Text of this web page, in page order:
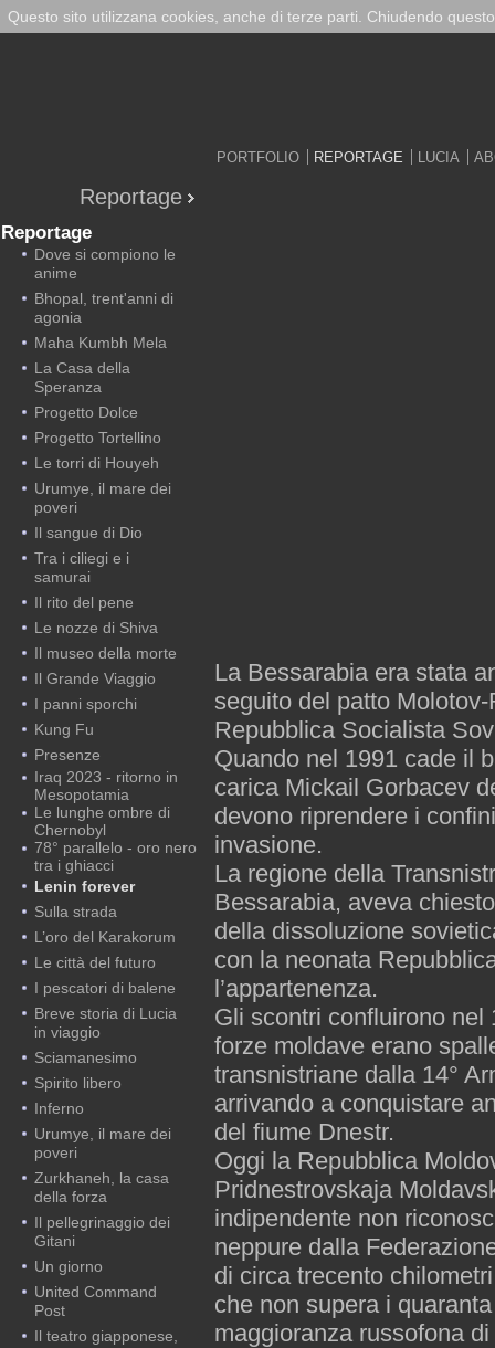
Questo sito utilizzana cookies, anche di terze parti. Chiudendo
PORTFOLIO REPORTAGE LUCIA
Reportage
Reportage
Dove si compiono le
anime
Bhopal, trent'anni di
agonia
Maha Kumbh Mela
La Casa della
Speranza
Progetto Dolce
Progetto Tortellino
Le torri di Houyeh
Urumye, il mare dei
poveri
Il sangue di Dio
Tra i ciliegi e i
samurai
Il rito del pene
Le nozze di Shiva
Il museo della morte
Il Grande Viaggio
I panni sporchi
Kung Fu
Presenze
Iraq 2023 - ritorno in
Mesopotamia
Le lunghe ombre di
Chernobyl
78° parallelo - oro nero
tra i ghiacci
Lenin forever
Sulla strada
L’oro del Karakorum
Le città del futuro
I pescatori di balene
Breve storia di Lucia
in viaggio
Sciamanesimo
Spirito libero
Inferno
Urumye, il mare dei
poveri
Zurkhaneh, la casa
della forza
Il pellegrinaggio dei
Gitani
Un giorno
United Command
Post
Il teatro giapponese,
La Bessarabia era stata
seguito del patto
Repubblica Socialista
Quando nel 1991 cade il
carica Mickail Gorbacev
devono riprendere i
invasione.
La regione della
Bessarabia, aveva
della dissoluzione
con la neonata
l’appartenenza.
Gli scontri confluirono nel
forze moldave erano
transnistriane dalla 14°
arrivando a conquistare
del fiume Dnestr.
Oggi la Repubblica
Pridnestrovskaja
indipendente non
neppure dalla
di circa trecento
che non supera i
maggioranza russofona